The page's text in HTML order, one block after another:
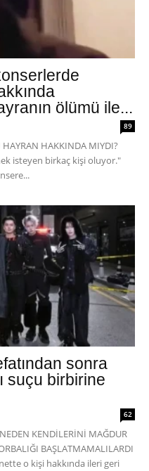
ölümü ile...
89
HAYRAN HAKKINDA MIYDI?
isteyen birkaç kişi oluyor."
sonra
suçu birbirine
62
KENDİLERİNİ MAĞDUR
BAŞLATMAMALILARDI
o kişi hakkında ileri geri